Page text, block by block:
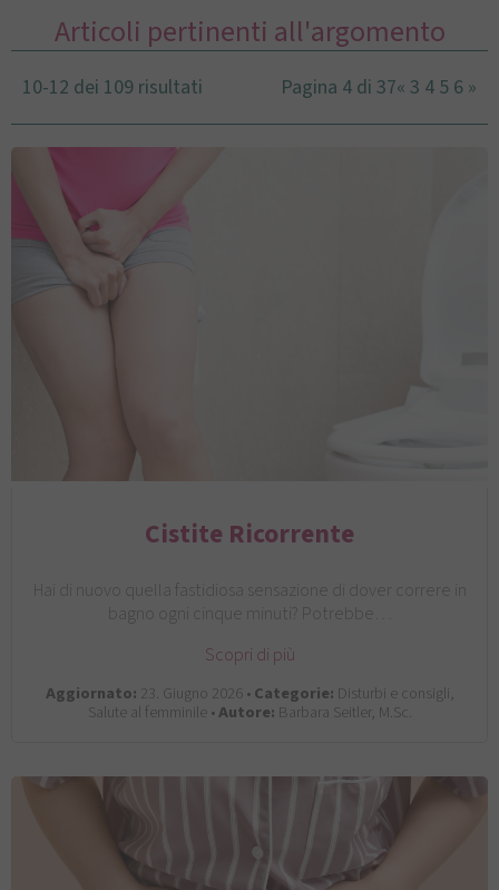
Articoli pertinenti all'argomento
10-12 dei 109 risultati Pagina 4 di 37« 3 4 5 6 »
Cistite Ricorrente
Hai di nuovo quella fastidiosa sensazione di dover correre in
bagno ogni cinque minuti? Potrebbe…
Scopri di più
Aggiornato: 23. Giugno 2026 •Categorie: Disturbi e consigli,
Salute al femminile •Autore: Barbara Seitler, M.Sc.